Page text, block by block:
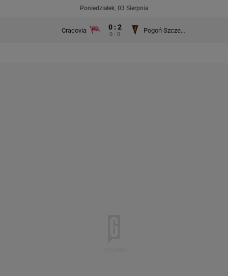
Poniedziałek, 03 Sierpnia
Cracovia 0 : 2
0 : 0
Pogoń Szczecin